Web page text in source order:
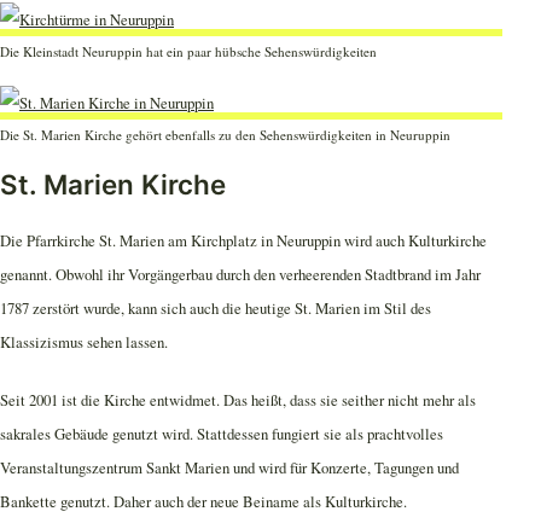
Die Kleinstadt Neuruppin hat ein paar hübsche Sehenswürdigkeiten
Die St. Marien Kirche gehört ebenfalls zu den Sehenswürdigkeiten in Neuruppin
St. Marien Kirche
Die Pfarrkirche St. Marien am Kirchplatz in Neuruppin wird auch Kulturkirche
genannt. Obwohl ihr Vorgängerbau durch den verheerenden Stadtbrand im Jahr
1787 zerstört wurde, kann sich auch die heutige St. Marien im Stil des
Klassizismus sehen lassen.
Seit 2001 ist die Kirche entwidmet. Das heißt, dass sie seither nicht mehr als
sakrales Gebäude genutzt wird. Stattdessen fungiert sie als prachtvolles
Veranstaltungszentrum Sankt Marien und wird für Konzerte, Tagungen und
Bankette genutzt. Daher auch der neue Beiname als Kulturkirche.